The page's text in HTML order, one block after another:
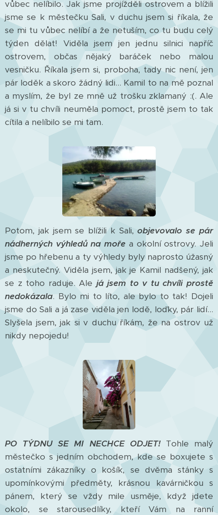
vůbec nelíbilo. Jak jsme projížděli ostrovem a blížili
jsme se k městečku Sali, v duchu jsem si říkala, že
se mi tu vůbec nelíbí a že netuším, co tu budu celý
týden dělat! Viděla jsem jen jednu silnici napříč
ostrovem, občas nějaký baráček nebo malou
vesničku. Říkala jsem si, proboha, tady nic není, jen
pár loděk a skoro žádný lidi... Kamil to na mě poznal
a myslím, že byl ze mně už trošku zklamaný :(. Ale
já si v tu chvíli neuměla pomoct, prostě jsem to tak
cítila a nelíbilo se mi tam.
Potom, jak jsem se blížili k Sali, objevovalo se pár
nádherných výhledů na moře a okolní ostrovy. Jeli
jsme po hřebenu a ty výhledy byly naprosto úžasný
a neskutečný. Viděla jsem, jak je Kamil nadšený, jak
se z toho raduje. Ale já jsem to v tu chvíli prostě
nedokázala. Bylo mi to líto, ale bylo to tak! Dojeli
jsme do Sali a já zase viděla jen lodě, loďky, pár lidí...
Slyšela jsem, jak si v duchu říkám, že na ostrov už
nikdy nepojedu!
PO TÝDNU SE MI NECHCE ODJET!Tohle malý
městečko s jedním obchodem, kde se boxujete s
ostatními zákazníky o košík, se dvěma stánky s
upomínkovými předměty, krásnou kavárničkou s
pánem, který se vždy mile usměje, když jdete
okolo, se starousedlíky, kteří Vám na ranní